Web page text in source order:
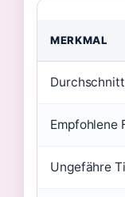
MERKMAL
Empfohlene
Ungefähre